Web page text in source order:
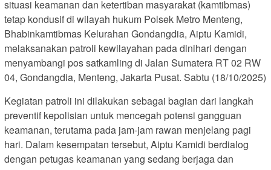
situasi keamanan dan ketertiban masyarakat (kamtibmas)
tetap kondusif di wilayah hukum Polsek Metro Menteng,
Bhabinkamtibmas Kelurahan Gondangdia, Aiptu Kamidi,
melaksanakan patroli kewilayahan pada dinihari dengan
menyambangi pos satkamling di Jalan Sumatera RT 02 RW
04, Gondangdia, Menteng, Jakarta Pusat. Sabtu (18/10/2025)
Kegiatan patroli ini dilakukan sebagai bagian dari langkah
preventif kepolisian untuk mencegah potensi gangguan
keamanan, terutama pada jam-jam rawan menjelang pagi
hari. Dalam kesempatan tersebut, Aiptu Kamidi berdialog
dengan petugas keamanan yang sedang berjaga dan